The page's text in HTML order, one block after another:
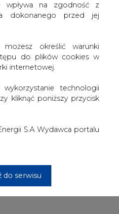
określić warunki
do plików cookies w
internetowej.
technologii
kliknąć poniższy przycisk
S.A Wydawca portalu
do serwisu
roku infrastruktura PERN w
W przypadku magazynów
o 17 proc.; magazynów
stanowią potężny zastrzyk
z polskimi firmami. "Te
w branży budowlanej" -
wyzwaniami
do 2022 r. są: rozbudowa
finalizuje budowę dwóch
się dokonuje. Podobny